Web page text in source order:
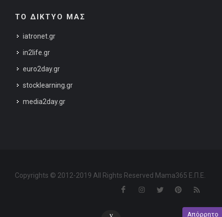
ΤΟ ΔΙΚΤΥΟ ΜΑΣ
iatronet.gr
in2life.gr
euro2day.gr
stocklearning.gr
media2day.gr
Copyrights © 2012-2019 All Rights Reserved Mama365 Ε.Π.Ε.
Απόρρητο
v